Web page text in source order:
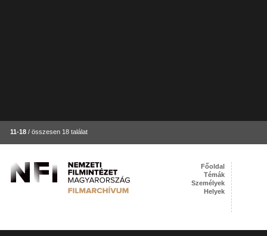
11-18 / összesen 18 találat
Főoldal
Témák
Személyek
Helyek